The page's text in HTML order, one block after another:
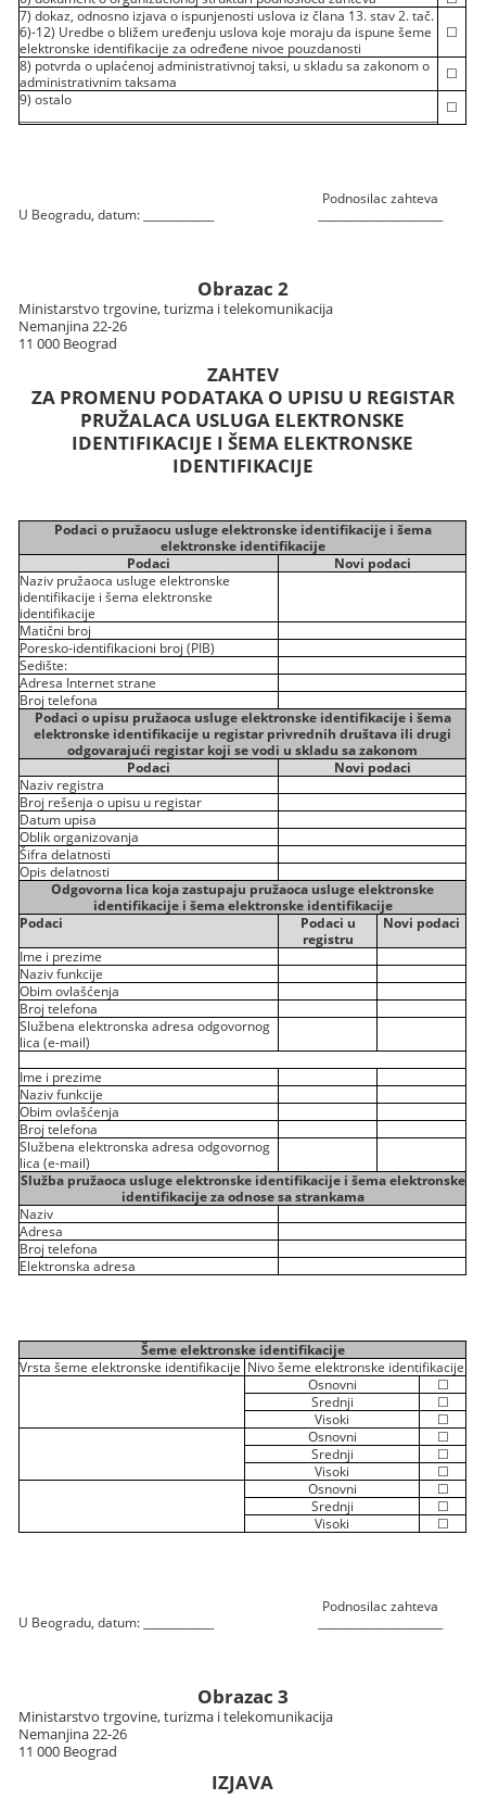
7) dokaz, odnosno izjava o ispunjenosti uslova iz člana 13. stav 2. tač.
6)-12) Uredbe o bližem uređenju uslova koje moraju da ispune šeme
elektronske identifikacije za određene nivoe pouzdanosti
☐
8) potvrda o uplaćenoj administrativnoj taksi, u skladu sa zakonom o
administrativnim taksama
☐
9) ostalo
☐
Podnosilac zahteva
U Beogradu, datum: _____________
Obrazac 2
Ministarstvo trgovine, turizma i telekomunikacija
Nemanjina 22-26
11 000 Beograd
ZAHTEV
ZA PROMENU PODATAKA O UPISU U REGISTAR
PRUŽALACA USLUGA ELEKTRONSKE
IDENTIFIKACIJE I ŠEMA ELEKTRONSKE
IDENTIFIKACIJE
Podaci o pružaocu usluge elektronske identifikacije i šema
elektronske identifikacije
Podaci
Novi podaci
Naziv pružaoca usluge elektronske
identifikacije i šema elektronske
identifikacije
Matični broj
Poresko-identifikacioni broj (PIB)
Sedište:
Adresa Internet strane
Broj telefona
Podaci o upisu pružaoca usluge elektronske identifikacije i šema
elektronske identifikacije u registar privrednih društava ili drugi
odgovarajući registar koji se vodi u skladu sa zakonom
Podaci
Novi podaci
Naziv registra
Broj rešenja o upisu u registar
Datum upisa
Oblik organizovanja
Šifra delatnosti
Opis delatnosti
Odgovorna lica koja zastupaju pružaoca usluge elektronske
identifikacije i šema elektronske identifikacije
Podaci
Podaci u
registru
Novi podaci
Ime i prezime
Naziv funkcije
Obim ovlašćenja
Broj telefona
Službena elektronska adresa odgovornog
lica (e-mail)
Ime i prezime
Naziv funkcije
Obim ovlašćenja
Broj telefona
Službena elektronska adresa odgovornog
lica (e-mail)
Služba pružaoca usluge elektronske identifikacije i šema elektronske
identifikacije za odnose sa strankama
Naziv
Adresa
Broj telefona
Elektronska adresa
Šeme elektronske identifikacije
Vrsta šeme elektronske identifikacije Nivo šeme elektronske identifikacije
Osnovni
☐
Srednji
☐
Visoki
☐
Osnovni
☐
Srednji
☐
Visoki
☐
Osnovni
☐
Srednji
☐
Visoki
☐
Podnosilac zahteva
U Beogradu, datum: _____________
Obrazac 3
Ministarstvo trgovine, turizma i telekomunikacija
Nemanjina 22-26
11 000 Beograd
IZJAVA